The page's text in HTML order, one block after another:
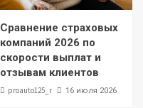
Сравнение страховых
компаний 2026 по
скорости выплат и
отзывам клиентов
proauto125_r 16 июля 2026